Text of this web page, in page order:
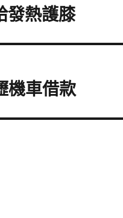
發熱護膝
機車借款